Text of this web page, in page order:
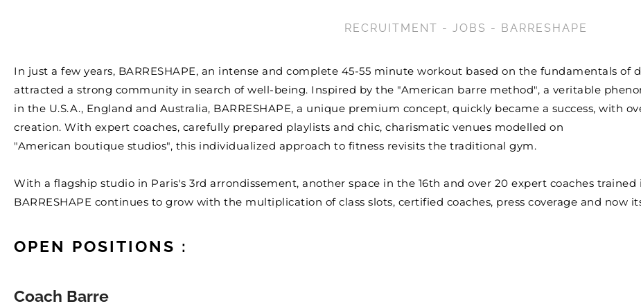
RECRUITMENT - JOBS - BARRESHAPE
In just a few years, BARRESHAPE, an intense and complete 45-55 minute workout based on the fundamentals of
attracted a strong community in search of well-being. Inspired by the "American barre method", a veritable
in the U.S.A., England and Australia, BARRESHAPE, a unique premium concept, quickly became a success, with
creation. With expert coaches, carefully prepared playlists and chic, charismatic venues modelled on
"American boutique studios", this individualized approach to fitness revisits the traditional gym.
With a flagship studio in Paris's 3rd arrondissement, another space in the 16th and over 20 expert coaches trained
BARRESHAPE continues to grow with the multiplication of class slots, certified coaches, press coverage and now
OPEN POSITIONS :
Coach Barre